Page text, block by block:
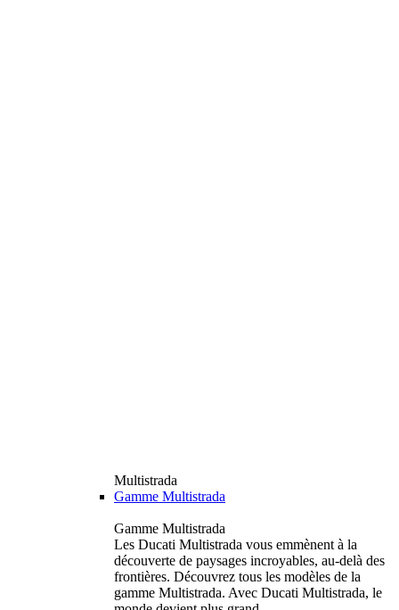
Multistrada
Gamme Multistrada
Gamme Multistrada
Les Ducati Multistrada vous emmènent à la
découverte de paysages incroyables, au-delà des
frontières. Découvrez tous les modèles de la
gamme Multistrada. Avec Ducati Multistrada, le